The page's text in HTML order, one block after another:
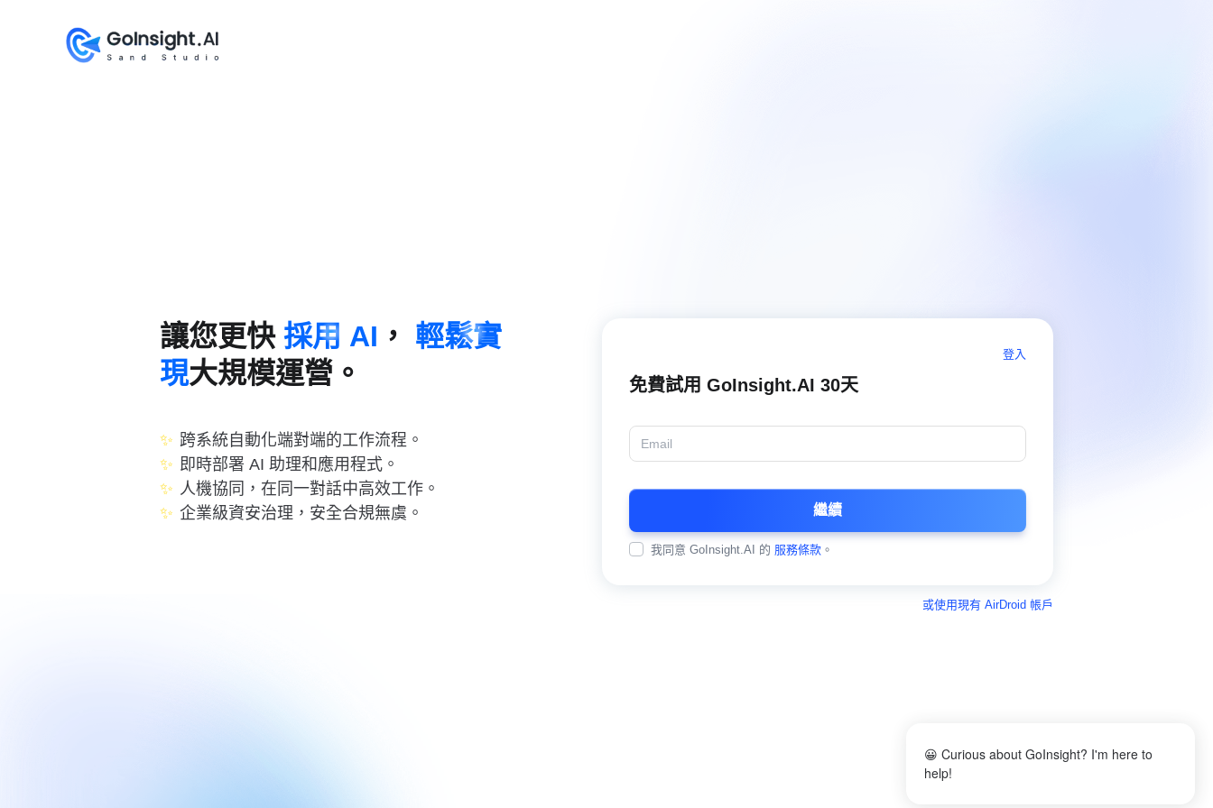
讓您更快 採用 AI ， 輕鬆實
現大規模運營。
✨ 跨系統自動化端對端的工作流程。
✨ 即時部署 AI 助理和應用程式。
✨ 人機協同，在同一對話中高效工作。
✨ 企業級資安治理，安全合規無虞。
登入
免費試用 GoInsight.AI 30天
繼續
我同意 GoInsight.AI 的 服務條款 。
或使用現有 AirDroid 帳戶
😀 Curious about GoInsight? I'm here to
help!